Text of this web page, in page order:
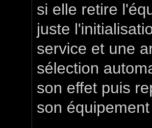
si elle retire
juste
service et une
sélection
son effet puis
son